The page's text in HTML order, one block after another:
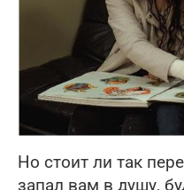
Но стоит ли так
запал вам в душу,